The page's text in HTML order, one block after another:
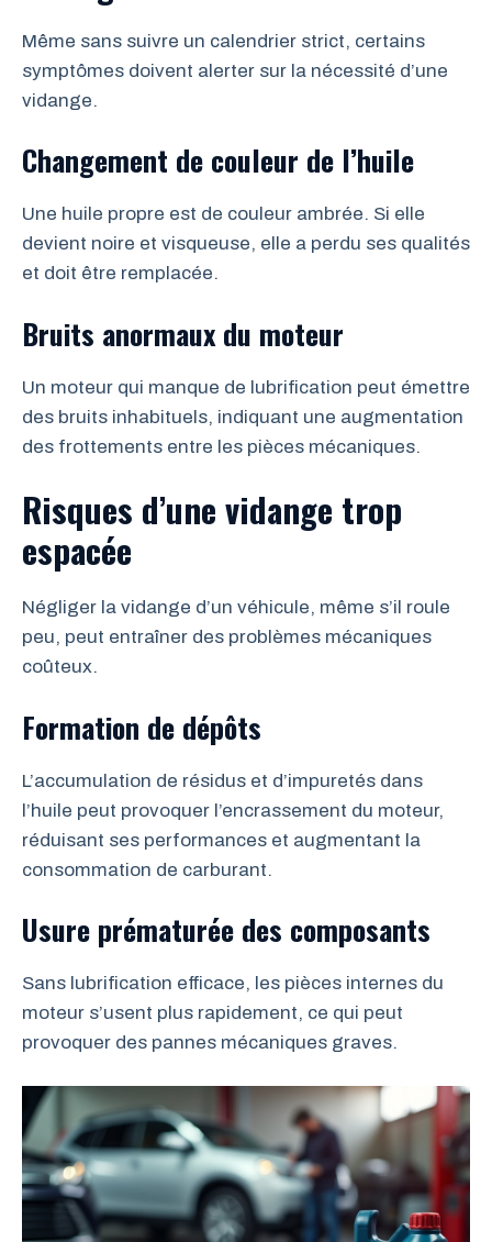
Même sans suivre un calendrier strict, certains
symptômes doivent alerter sur la nécessité d’une
vidange.
Changement de couleur de l’huile
Une huile propre est de couleur ambrée. Si elle
devient noire et visqueuse, elle a perdu ses qualités
et doit être remplacée.
Bruits anormaux du moteur
Un moteur qui manque de lubrification peut émettre
des bruits inhabituels, indiquant une augmentation
des frottements entre les pièces mécaniques.
Risques d’une vidange trop
espacée
Négliger la vidange d’un véhicule, même s’il roule
peu, peut entraîner des problèmes mécaniques
coûteux.
Formation de dépôts
L’accumulation de résidus et d’impuretés dans
l’huile peut provoquer l’encrassement du moteur,
réduisant ses performances et augmentant la
consommation de carburant.
Usure prématurée des composants
Sans lubrification efficace, les pièces internes du
moteur s’usent plus rapidement, ce qui peut
provoquer des pannes mécaniques graves.